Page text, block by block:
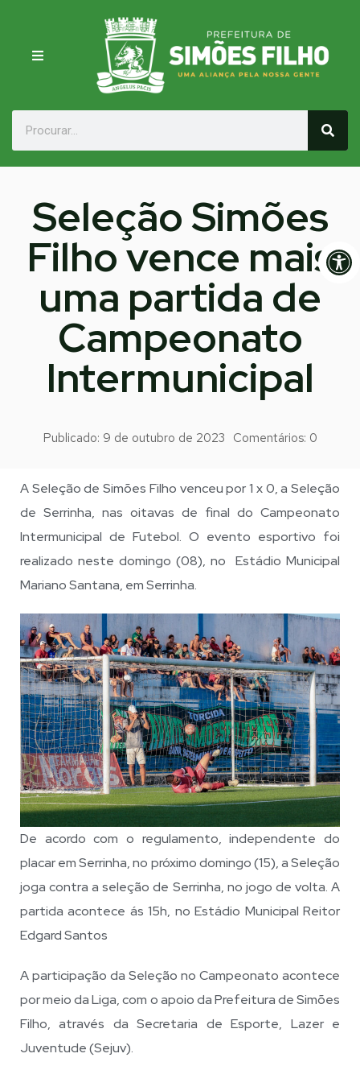
Seleção Simões
Filho vence mais
uma partida de
Campeonato
Intermunicipal
Publicado: 9 de outubro de 2023 Comentários: 0
A Seleção de Simões Filho venceu por 1 x 0, a Seleção
de Serrinha, nas oitavas de final do Campeonato
Intermunicipal de Futebol. O evento esportivo foi
realizado neste domingo (08), no Estádio Municipal
Mariano Santana, em Serrinha.
De acordo com o regulamento, independente do
placar em Serrinha, no próximo domingo (15), a Seleção
joga contra a seleção de Serrinha, no jogo de volta. A
partida acontece ás 15h, no Estádio Municipal Reitor
Edgard Santos
A participação da Seleção no Campeonato acontece
por meio da Liga, com o apoio da Prefeitura de Simões
Filho, através da Secretaria de Esporte, Lazer e
Juventude (Sejuv).